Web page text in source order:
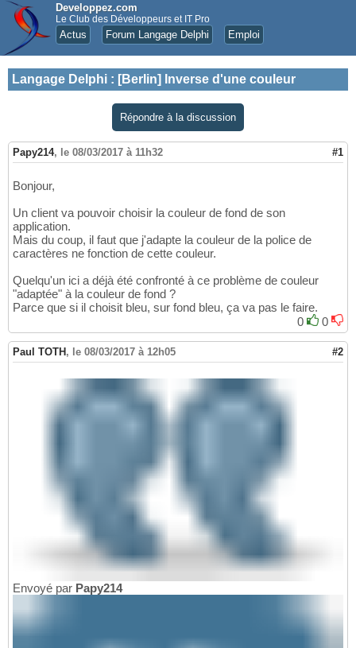
Developpez.com
Le Club des Développeurs et IT Pro
Actus Forum Langage Delphi Emploi
Langage Delphi : [Berlin] Inverse d'une couleur
Répondre à la discussion
Papy214, le 08/03/2017 à 11h32 #1
Bonjour,
Un client va pouvoir choisir la couleur de fond de son
application.
Mais du coup, il faut que j'adapte la couleur de la police de
caractères ne fonction de cette couleur.
Quelqu'un ici a déjà été confronté à ce problème de couleur
"adaptée" à la couleur de fond ?
Parce que si il choisit bleu, sur fond bleu, ça va pas le faire.
0
0
Paul TOTH , le 08/03/2017 à 12h05 #2
Envoyé par Papy214